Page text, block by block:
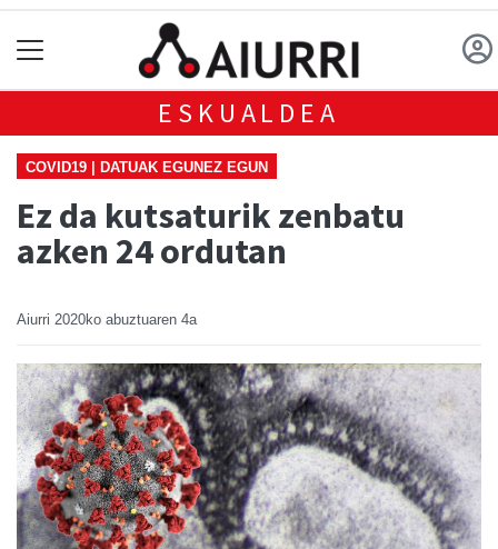
ESKUALDEA
COVID19 | DATUAK EGUNEZ EGUN
Ez da kutsaturik zenbatu
azken 24 ordutan
Aiurri 2020ko abuztuaren 4a